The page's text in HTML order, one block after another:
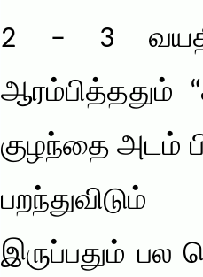
2 – 3
ஆரம்பித்ததும்
குழந்தை அடம்
இருப்பதும் பல